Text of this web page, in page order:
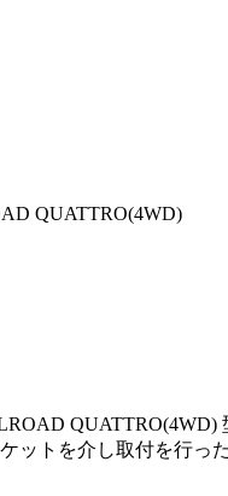
QUATTRO(4WD)
ットを介し取付を行った